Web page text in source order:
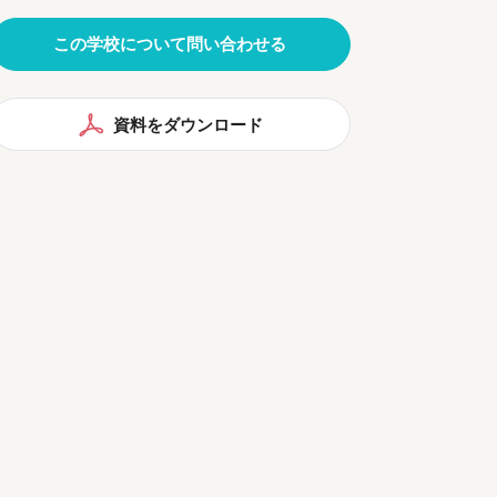
この学校について問い合わせる
資料をダウンロード